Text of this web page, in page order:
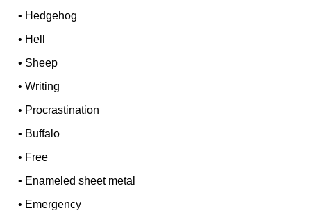
• Hedgehog
• Hell
• Sheep
•Writing
• Procrastination
• Buffalo
• Free
• Enameled sheet metal
• Emergency